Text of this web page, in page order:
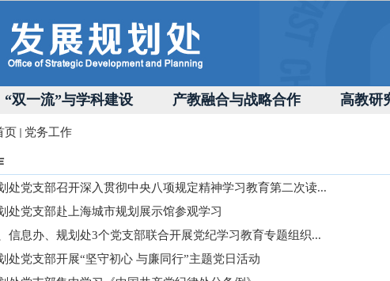
“双一流”与学科建设 产教融合与战略合作 高教研
页 党务工作
处党支部召开深入贯彻中央八项规定精神学习教育第二次读...
处党支部赴上海城市规划展示馆参观学习
信息办、规划处3个党支部联合开展党纪学习教育专题组织...
处党支部开展“坚守初心 与廉同行”主题党日活动